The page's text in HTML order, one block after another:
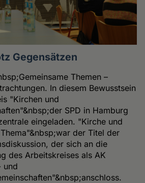
Gegensätzen
Themen –
In diesem Bewusstsein
"Kirchen und
SPD in Hamburg
eingeladen. "Kirche und
der Titel der
der sich an die
des Arbeitskreises als AK
und